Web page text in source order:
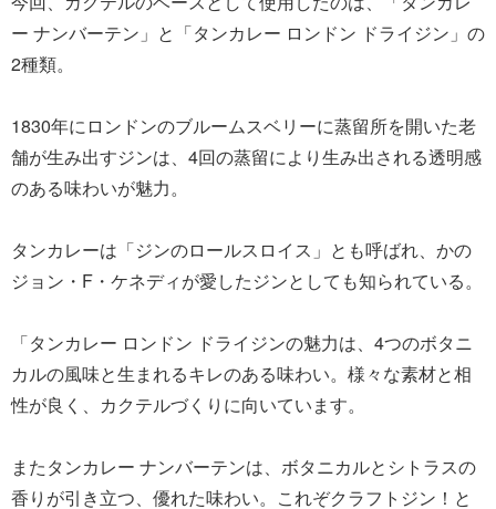
ー ナンバーテン」と「タンカレー ロンドン ドライジン」の
2種類。
1830年にロンドンのブルームスベリーに蒸留所を開いた老
舗が生み出すジンは、4回の蒸留により生み出される透明感
のある味わいが魅力。
タンカレーは「ジンのロールスロイス」とも呼ばれ、かの
ジョン・F・ケネディが愛したジンとしても知られている。
「タンカレー ロンドン ドライジンの魅力は、4つのボタニ
カルの風味と生まれるキレのある味わい。様々な素材と相
性が良く、カクテルづくりに向いています。
またタンカレー ナンバーテンは、ボタニカルとシトラスの
香りが引き立つ、優れた味わい。これぞクラフトジン！と